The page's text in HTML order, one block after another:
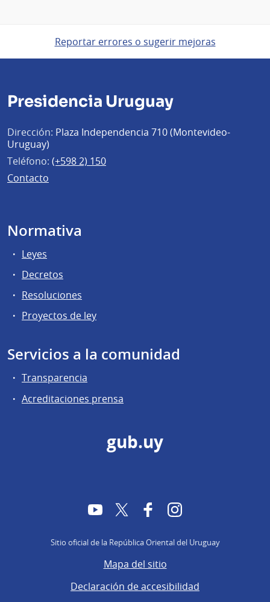
Reportar errores o sugerir mejoras
Presidencia Uruguay
Dirección: Plaza Independencia 710 (Montevideo-
Uruguay)
Teléfono: (+598 2) 150
Contacto
Normativa
Leyes
Decretos
Resoluciones
Proyectos de ley
Servicios a la comunidad
Transparencia
Acreditaciones prensa
gub.uy
YouTubeTwitter FacebookInstagram
Sitio oficial de la República Oriental del Uruguay
Mapa del sitio
Declaración de accesibilidad